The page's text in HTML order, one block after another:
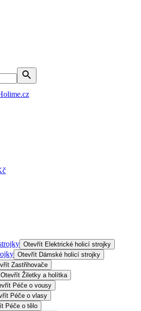
Otevřít Elektrické holicí strojky
Otevřít Dámské holicí strojky
Zastřihovače
Otevřít Žiletky a holítka
Péče o vousy
Péče o vlasy
Péče o tělo